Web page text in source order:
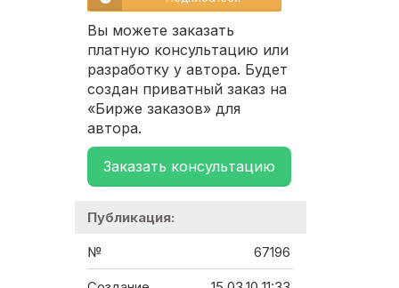
Вы можете заказать
платную консультацию или
разработку у автора. Будет
создан приватный заказ на
«Бирже заказов» для
автора.
Заказать консультацию
Публикация:
№ 67196